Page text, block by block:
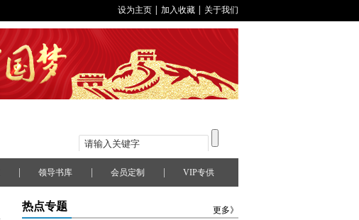
设为主页 | 加入收藏 | 关于我们
领导书库 会员定制 VIP专供
热点专题 更多》